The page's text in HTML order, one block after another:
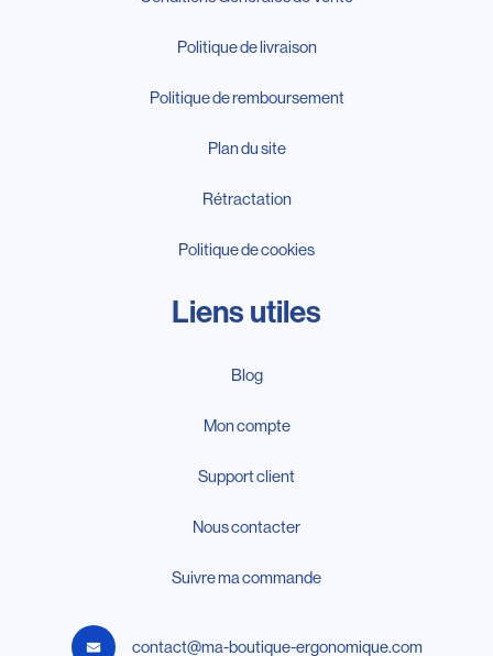
Politique de livraison
Politique de remboursement
Plan du site
Rétractation
Politique de cookies
Liens utiles
Blog
Mon compte
Support client
Nous contacter
Suivre ma commande
contact@ma-boutique-ergonomique.com